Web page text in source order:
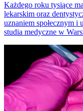
Każdego roku tysiące
lekarskim oraz
uznaniem społecznym i
studia medyczne w